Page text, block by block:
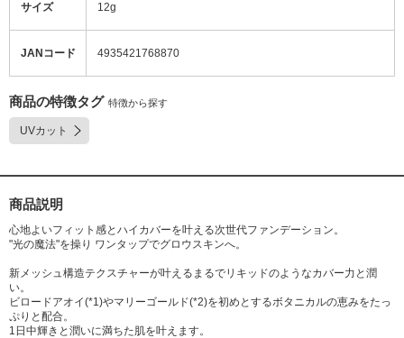
サイズ 12g
JANコード 4935421768870
商品の特徴タグ 特徴から探す
UVカット
商品説明
心地よいフィット感とハイカバーを叶える次世代ファンデーション。
"光の魔法"を操り ワンタップでグロウスキンへ。
新メッシュ構造テクスチャーが叶えるまるでリキッドのようなカバー力と潤
い。
ビロードアオイ(*1)やマリーゴールド(*2)を初めとするボタニカルの恵みをたっ
ぷりと配合。
1日中輝きと潤いに満ちた肌を叶えます。